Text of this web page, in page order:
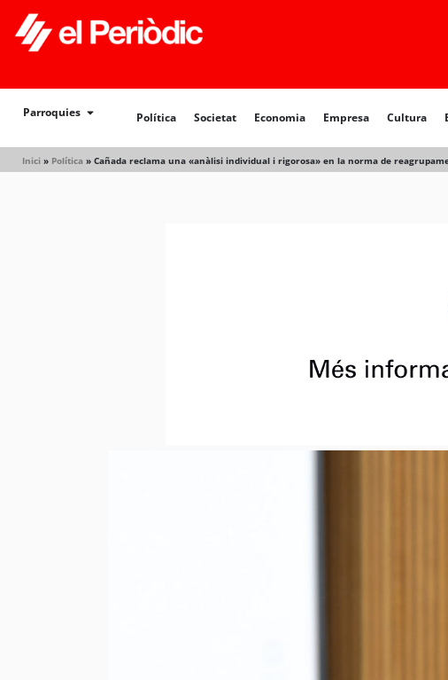
Parroquies Política Societat Economia Empresa Cultura
Inici » Política » Cañada reclama una «anàlisi individual i rigorosa» en la norma de
Política Societat